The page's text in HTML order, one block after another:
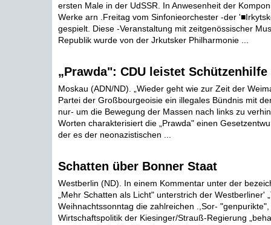
ersten Male in der UdSSR. In Anwesenheit der
Werke arn .Freitag vom Sinfonieorchester -der
gespielt. Diese -Veranstaltung mit zeitgenössischer
Republik wurde von der Jrkutsker Philharmonie ...
„Prawda": CDU leistet Schützenhilfe
Moskau (ADN/ND). „Wieder geht wie zur Zeit der
Partei der Großbourgeoisie ein illegales Bündnis mit
nur- um die Bewegung der Massen nach links zu
Worten charakterisiert die „Prawda" einen
der es der neonazistischen ...
Schatten über Bonner Staat
Westberlin (ND). In einem Kommentar unter der
„Mehr Schatten als Licht" unterstrich der Westberliner'
Weihnachtssonntag die zahlreichen .,Sor-
Wirtschaftspolitik der Kiesinger/Strauß-Regierung